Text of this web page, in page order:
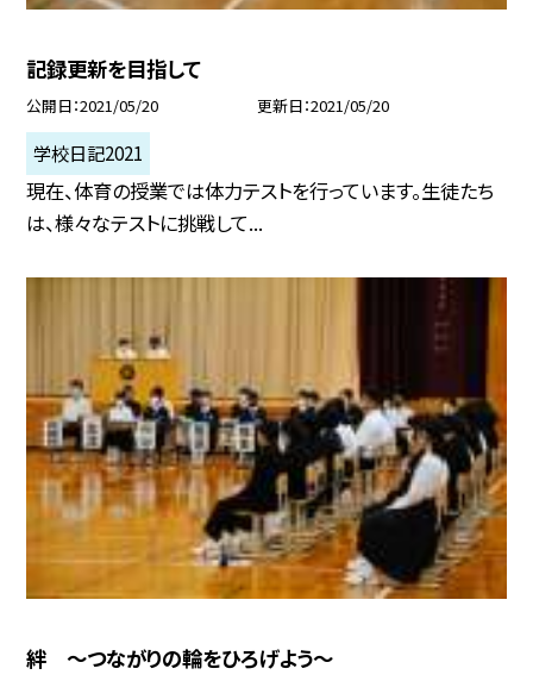
記録更新を目指して
公開日 2021/05/20 更新日 2021/05/20
学校日記2021
現在、体育の授業では体力テストを行っています。生徒たち
は、様々なテストに挑戦して...
絆 〜つながりの輪をひろげよう〜